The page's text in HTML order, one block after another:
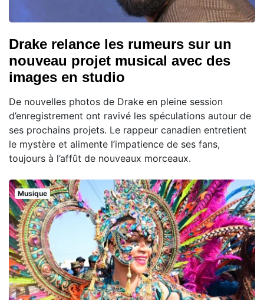
Drake relance les rumeurs sur un
nouveau projet musical avec des
images en studio
De nouvelles photos de Drake en pleine session
d’enregistrement ont ravivé les spéculations autour de
ses prochains projets. Le rappeur canadien entretient
le mystère et alimente l’impatience de ses fans,
toujours à l’affût de nouveaux morceaux.
Musique